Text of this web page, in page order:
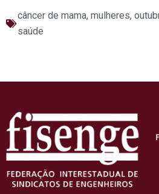
câncer de mama, mulheres,
saúde